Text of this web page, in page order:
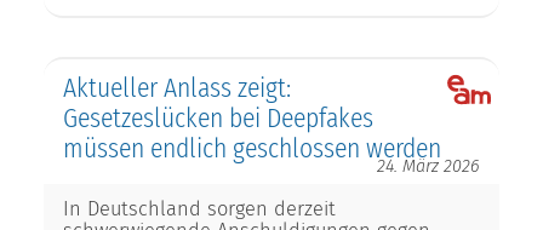
Aktueller Anlass zeigt:
Gesetzeslücken bei Deepfakes
müssen endlich geschlossen werden
24. März 2026
In Deutschland sorgen derzeit
schwerwiegende Anschuldigungen gegen